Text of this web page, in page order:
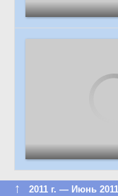
↑ 2011 г. — Июнь 2011